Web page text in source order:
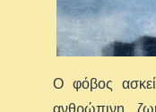
Ο φόβος ασκεί
ανθρώπινη